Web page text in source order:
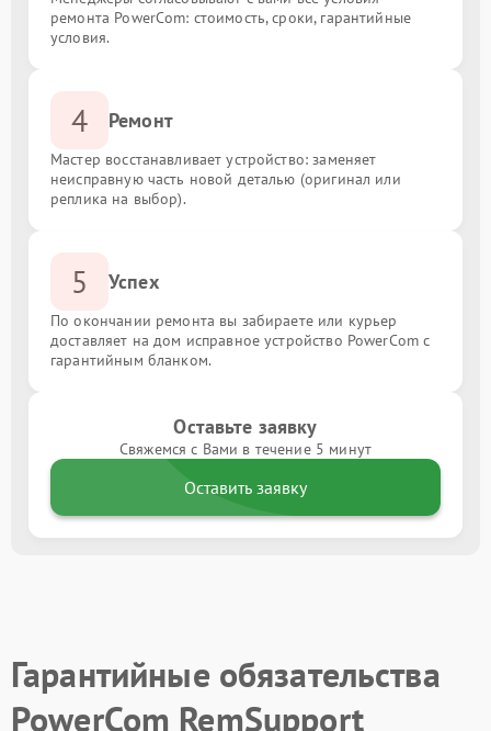
ремонта PowerCom: стоимость, сроки, гарантийные
условия.
4 Ремонт
Мастер восстанавливает устройство: заменяет
неисправную часть новой деталью (оригинал или
реплика на выбор).
5 Успех
По окончании ремонта вы забираете или курьер
доставляет на дом исправное устройство PowerCom с
гарантийным бланком.
Оставьте заявку
Свяжемся с Вами в течение 5 минут
Оставить заявку
Гарантийные обязательства
PowerCom RemSupport